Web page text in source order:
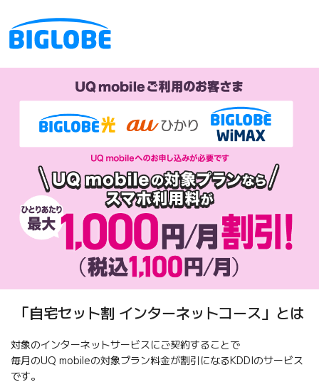
「自宅セット割 インターネットコース」 とは
対象のインターネットサービスにご契約することで
毎月のUQ mobileの対象プラン料金が割引になるKDDIのサービス
です。